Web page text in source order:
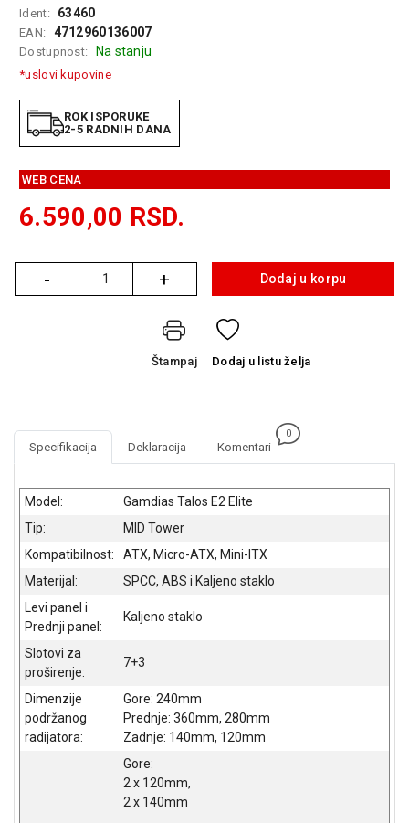
GAMING
EELEKTRO
ZAŠTITA
SOLARNI
SISTEMI
OPREMA
ŠTAMPAČI,
FOTOAPARATI
SIGURNOSNA
OPREMA
SOFTWARE
KABLOVI I
ADAPTERI
KANCELARIJSKI
MATERIJAL
ZA
KUĆU
ŠKOLSKI
PRIBOR
Ident: 63460
EAN: 4712960136007
Dostupnost: Na stanju
*uslovi kupovine
ROK ISPORUKE
2-5 RADNIH DANA
WEB CENA
6.590,00 RSD.
-
Količina + Dodaj u korpu
Štampaj Dodaj u listu želja
Specifikacija Deklaracija Komentari
0
Model:
Gamdias Talos E2 Elite
Tip:
MID Tower
Kompatibilnost:
ATX, Micro-ATX, Mini-ITX
Materijal:
SPCC, ABS i Kaljeno staklo
Levi panel i
Prednji panel:
Kaljeno staklo
Slotovi za
proširenje:
7+3
Dimenzije
podržanog
radijatora:
Gore: 240mm
Prednje: 360mm, 280mm
Zadnje: 140mm, 120mm
Gore:
2 x 120mm,
2 x 140mm